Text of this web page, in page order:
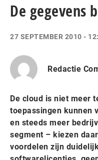
De gegevens
27 SEPTEMBER 2010 -
Redactie
De cloud is niet meer
toepassingen kunnen
en steeds meer
segment – kiezen
voordelen zijn